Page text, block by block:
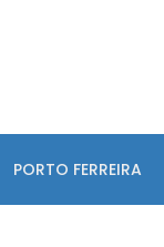
PORTO FERREIRA